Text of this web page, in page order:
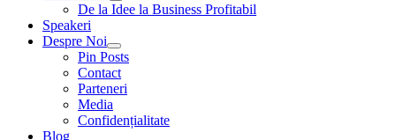
De la Idee la Business Profitabil
Speakeri
Despre Noi
Pin Posts
Contact
Parteneri
Media
Confidențialitate
Blog